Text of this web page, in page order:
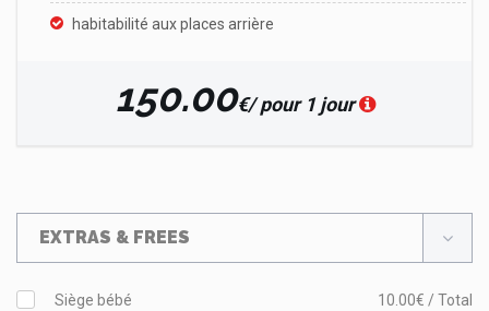
habitabilité aux places arrière
150.00€/ pour 1 jour
EXTRAS & FREES
Siège bébé
10.00€ / Total